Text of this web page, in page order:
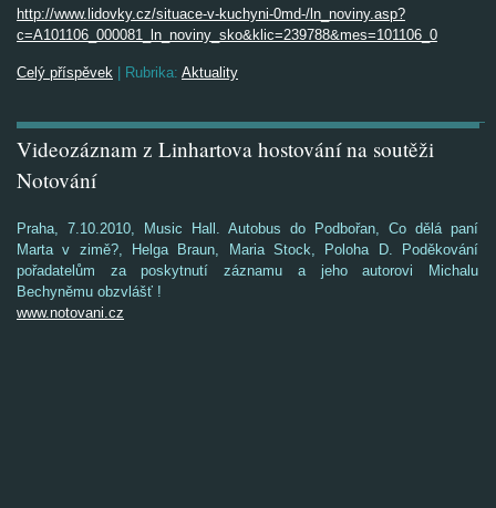
http://www.lidovky.cz/situace-v-kuchyni-0md-/ln_noviny.asp?
c=A101106_000081_ln_noviny_sko&klic=239788&mes=101106_0
Celý příspěvek Rubrika: Aktuality
Videozáznam z Linhartova hostování na soutěži
Notování
Praha, 7.10.2010, Music Hall. Autobus do Podbořan, Co dělá paní
Marta v zimě?, Helga Braun, Maria Stock, Poloha D. Poděkování
pořadatelům za poskytnutí záznamu a jeho autorovi Michalu
Bechyněmu obzvlášť !
www.notovani.cz